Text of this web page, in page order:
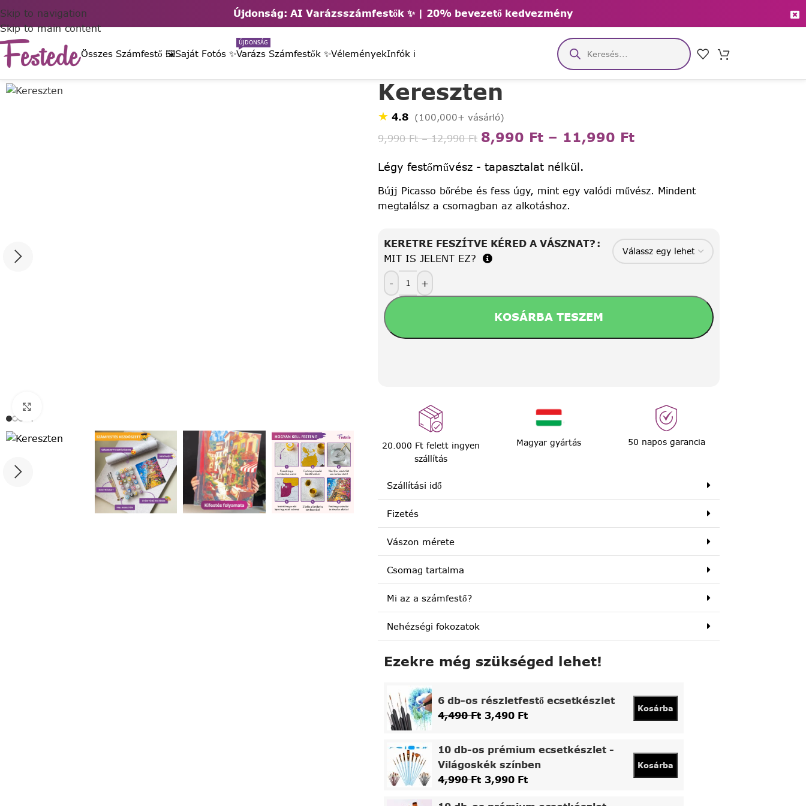
Újdonság: AI Varázsszámfestők ✨ | 20% bevezető kedvezmény
Skip to navigation
Skip to main content
Összes Számfestő 🖼️Saját Fotós ✨Varázs Számfestők ✨
ÚJDONSÁG
VéleményekInfók ℹ️
Kereszten
★ 4.8 (100,000+ vásárló)
9,990Ft – 12,990Ft 8,990 Ft – 11,990 Ft
Légy festőművész - tapasztalat nélkül.
Bújj Picasso bőrébe és fess úgy, mint egy valódi művész. Mindent
megtalálsz a csomagban az alkotáshoz.
KERETRE FESZÍTVE KÉRED A VÁSZNAT?
MIT IS JELENT EZ?
-
+
KOSÁRBA TESZEM
20.000 Ft felett ingyen
szállítás
Magyar gyártás 50 napos garancia
Szállítási idő
Fizetés
Vászon mérete
Csomag tartalma
Mi az a számfestő?
Nehézségi fokozatok
Ezekre még szükséged lehet!
6 db-os részletfestő ecsetkészlet
4,490Ft 3,490 Ft
Kosárba
10 db-os prémium ecsetkészlet -
Világoskék színben
4,990Ft 3,990 Ft
Kosárba